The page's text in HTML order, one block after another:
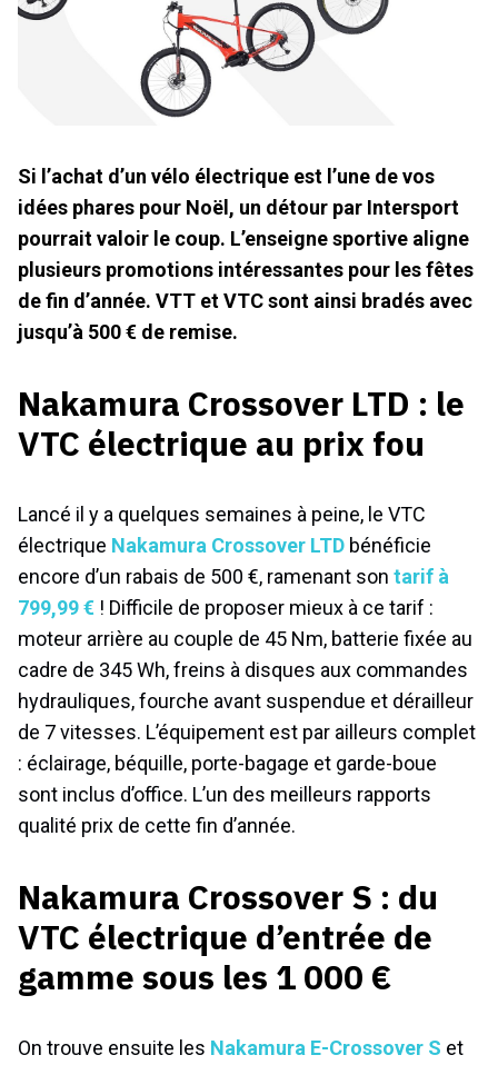
Si l’achat d’un vélo électrique est l’une de vos
idées phares pour Noël, un détour par Intersport
pourrait valoir le coup. L’enseigne sportive aligne
plusieurs promotions intéressantes pour les fêtes
de fin d’année. VTT et VTC sont ainsi bradés avec
jusqu’à 500 € de remise.
Nakamura Crossover LTD : le
VTC électrique au prix fou
Lancé il y a quelques semaines à peine, le VTC
électrique Nakamura Crossover LTD bénéficie
encore d’un rabais de 500 €, ramenant son tarif à
799,99 € ! Difficile de proposer mieux à ce tarif :
moteur arrière au couple de 45 Nm, batterie fixée au
cadre de 345 Wh, freins à disques aux commandes
hydrauliques, fourche avant suspendue et dérailleur
de 7 vitesses. L’équipement est par ailleurs complet
: éclairage, béquille, porte-bagage et garde-boue
sont inclus d’office. L’un des meilleurs rapports
qualité prix de cette fin d’année.
Nakamura Crossover S : du
VTC électrique d’entrée de
gamme sous les 1 000 €
On trouve ensuite les Nakamura E-Crossover S et